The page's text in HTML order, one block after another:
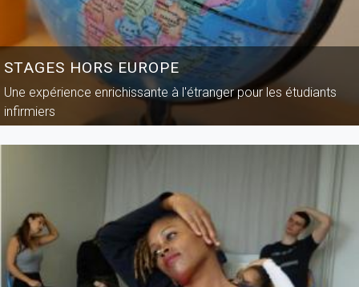
STAGES HORS EUROPE
Une expérience enrichissante à l'étranger pour les étudiants
infirmiers